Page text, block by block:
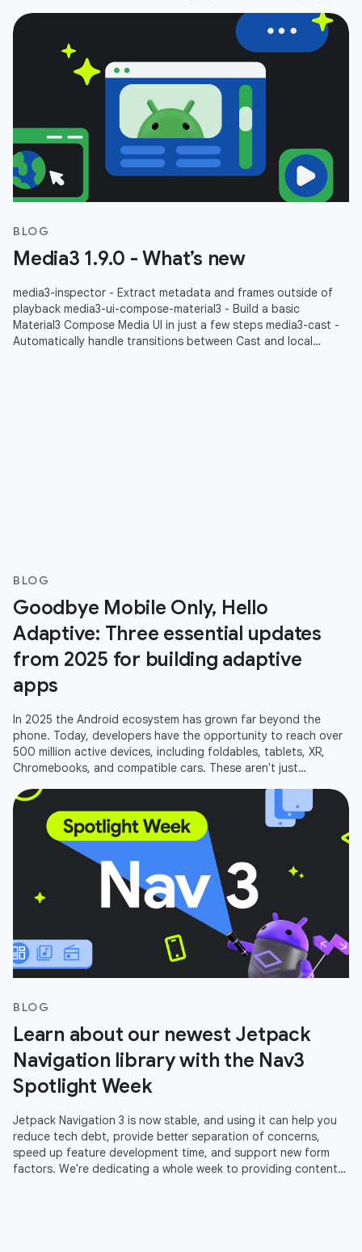
BLOG
Media3 1.9.0 - What’s new
media3-inspector - Extract metadata and frames outside of
playback media3-ui-compose-material3 - Build a basic
Material3 Compose Media UI in just a few steps media3-cast -
Automatically handle transitions between Cast and local
BLOG
Goodbye Mobile Only, Hello
Adaptive: Three essential updates
from 2025 for building adaptive
apps
In 2025 the Android ecosystem has grown far beyond the
phone. Today, developers have the opportunity to reach over
500 million active devices, including foldables, tablets, XR,
Chromebooks, and compatible cars. These aren't just
BLOG
Learn about our newest Jetpack
Navigation library with the Nav3
Spotlight Week
Jetpack Navigation 3 is now stable, and using it can help you
reduce tech debt, provide better separation of concerns,
speed up feature development time, and support new form
factors. We're dedicating a whole week to providing content